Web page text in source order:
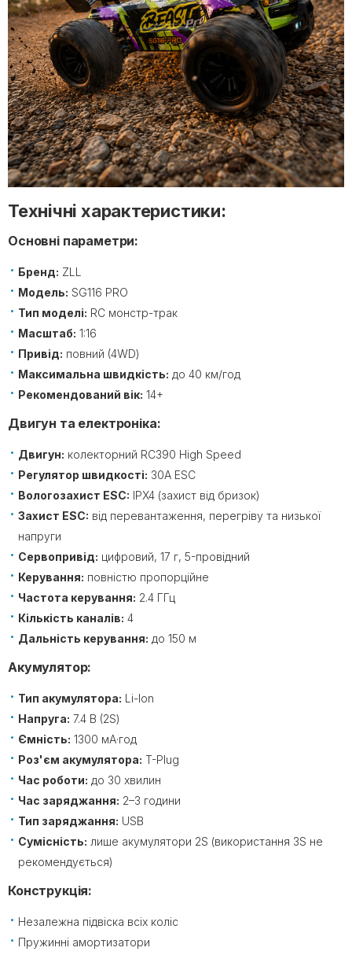
Технічні характеристики:
Основні параметри:
Бренд: ZLL
Модель: SG116 PRO
Тип моделі: RC монстр-трак
Масштаб: 1:16
Привід: повний (4WD)
Максимальна швидкість: до 40 км/год
Рекомендований вік: 14+
Двигун та електроніка:
Двигун: колекторний RC390 High Speed
Регулятор швидкості: 30A ESC
Вологозахист ESC: IPX4 (захист від бризок)
Захист ESC: від перевантаження, перегріву та низької
напруги
Сервопривід: цифровий, 17 г, 5-провідний
Керування: повністю пропорційне
Частота керування: 2.4 ГГц
Кількість каналів: 4
Дальність керування: до 150 м
Акумулятор:
Тип акумулятора: Li-Ion
Напруга: 7.4 В (2S)
Ємність: 1300 мА·год
Роз'єм акумулятора: T-Plug
Час роботи: до 30 хвилин
Час заряджання: 2–3 години
Тип заряджання: USB
Сумісність: лише акумулятори 2S (використання 3S не
рекомендується)
Конструкція:
Незалежна підвіска всіх коліс
Пружинні амортизатори